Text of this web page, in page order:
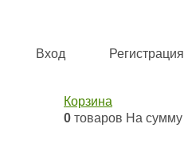
Вход Регистрация
Корзина
0 товаров На сумму